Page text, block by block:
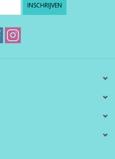
INSCHRIJVEN